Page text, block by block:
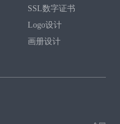
SSL数字证书
Logo设计
画册设计